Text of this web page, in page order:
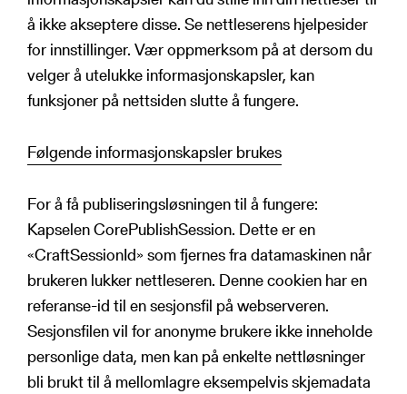
å ikke akseptere disse. Se nettleserens hjelpesider
for innstillinger. Vær oppmerksom på at dersom du
velger å utelukke informasjonskapsler, kan
funksjoner på nettsiden slutte å fungere.
Følgende informasjonskapsler brukes
For å få publiseringsløsningen til å fungere:
Kapselen CorePublishSession. Dette er en
«CraftSessionId» som fjernes fra datamaskinen når
brukeren lukker nettleseren. Denne cookien har en
referanse-id til en sesjonsfil på webserveren.
Sesjonsfilen vil for anonyme brukere ikke inneholde
personlige data, men kan på enkelte nettløsninger
bli brukt til å mellomlagre eksempelvis skjemadata